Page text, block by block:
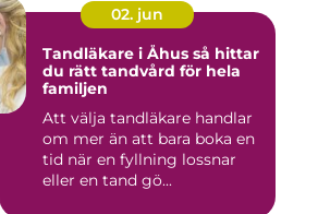
02. jun
Tandläkare i Åhus så hittar
du rätt tandvård för hela
familjen
Att välja tandläkare handlar
om mer än att bara boka en
tid när en fyllning lossnar
eller en tand gö...